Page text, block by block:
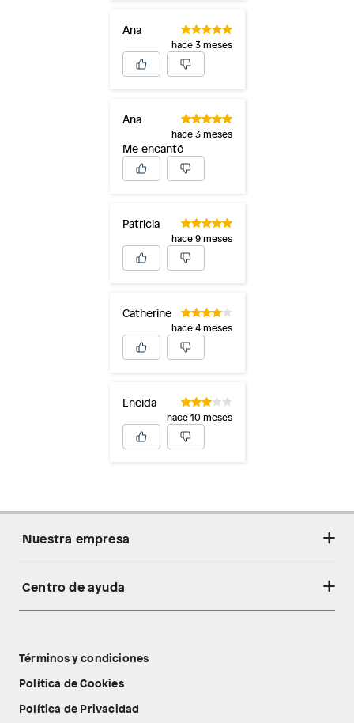
Ana
hace 3 meses
Ana
hace 3 meses
Me encantó
Patricia
hace 9 meses
Catherine
hace 4 meses
Eneida
hace 10 meses
Nuestra empresa
Acerca de nosotros
Tecnología Pillow Walk
Centro de ayuda
Libro de reclamaciones
Términos y condiciones
Política de Cookies
Política de Privacidad